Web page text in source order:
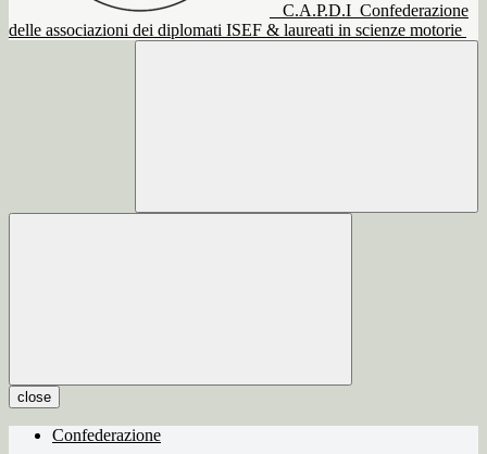
C.A.P.D.I Confederazione
delle associazioni dei diplomati ISEF & laureati in scienze motorie
close
Confederazione